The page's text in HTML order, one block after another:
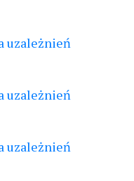
uzależnień
uzależnień
uzależnień